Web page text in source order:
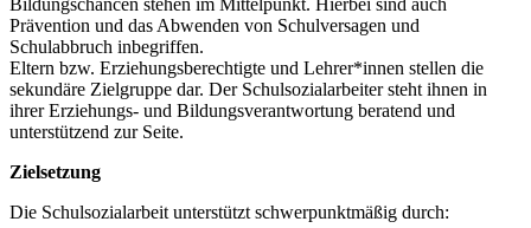
Prävention und das Abwenden von Schulversagen und
Schulabbruch inbegriffen.
Eltern bzw. Erziehungsberechtigte und Lehrer*innen stellen die
sekundäre Zielgruppe dar. Der Schulsozialarbeiter steht ihnen in
ihrer Erziehungs- und Bildungsverantwortung beratend und
unterstützend zur Seite.
Zielsetzung
Die Schulsozialarbeit unterstützt schwerpunktmäßig durch: